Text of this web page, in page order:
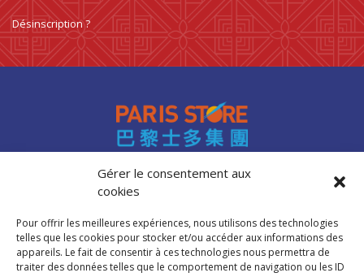
Gérer le consentement aux
cookies
Pour offrir les meilleures expériences, nous utilisons des technologies
telles que les cookies pour stocker et/ou accéder aux informations des
appareils. Le fait de consentir à ces technologies nous permettra de
traiter des données telles que le comportement de navigation ou les ID
Désinscription ?
Accès professionnels
FAQ
Mentions légales
Politique de cookies (UE)